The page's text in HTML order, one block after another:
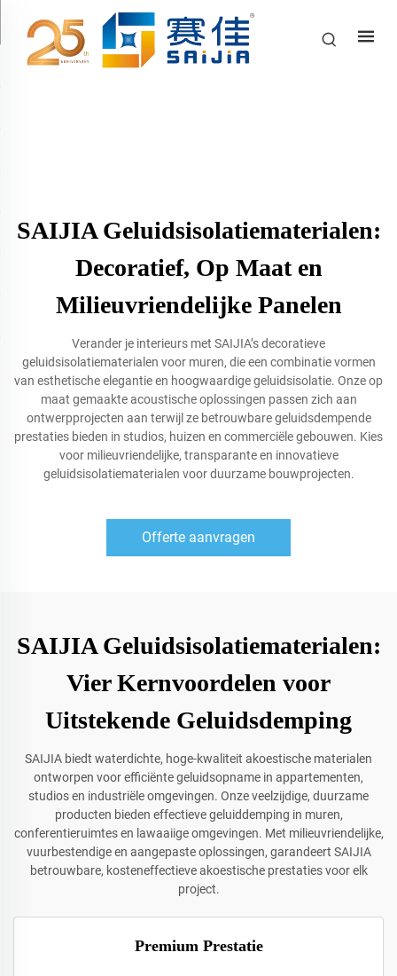
SAIJIA Geluidsisolatiematerialen:
Decoratief, Op Maat en
Milieuvriendelijke Panelen
Verander je interieurs met SAIJIA’s decoratieve
geluidsisolatiematerialen voor muren, die een combinatie vormen
van esthetische elegantie en hoogwaardige geluidsisolatie. Onze op
maat gemaakte acoustische oplossingen passen zich aan
ontwerpprojecten aan terwijl ze betrouwbare geluidsdempende
prestaties bieden in studios, huizen en commerciële gebouwen. Kies
voor milieuvriendelijke, transparante en innovatieve
geluidsisolatiematerialen voor duurzame bouwprojecten.
Offerte aanvragen
SAIJIA Geluidsisolatiematerialen:
Vier Kernvoordelen voor
Uitstekende Geluidsdemping
SAIJIA biedt waterdichte, hoge-kwaliteit akoestische materialen
ontworpen voor efficiënte geluidsopname in appartementen,
studios en industriële omgevingen. Onze veelzijdige, duurzame
producten bieden effectieve geluiddemping in muren,
conferentieruimtes en lawaaiige omgevingen. Met milieuvriendelijke,
vuurbestendige en aangepaste oplossingen, garandeert SAIJIA
betrouwbare, kosteneffectieve akoestische prestaties voor elk
project.
Premium Prestatie